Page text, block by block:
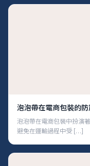
泡泡帶在電商包裝的
泡泡帶在電商包裝中扮演
避免在運輸過程中受 […]